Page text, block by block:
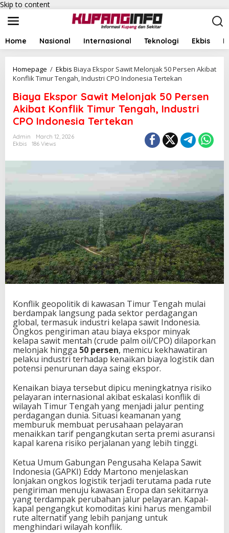
Skip to content
Home Nasional Internasional Teknologi Ekbis
Homepage / Ekbis Biaya Ekspor Sawit Melonjak 50 Persen Akibat
Konflik Timur Tengah, Industri CPO Indonesia Tertekan
Biaya Ekspor Sawit Melonjak 50 Persen
Akibat Konflik Timur Tengah, Industri
CPO Indonesia Tertekan
Admin
March 12, 2026
Ekbis
186 Views
Konflik geopolitik di kawasan Timur Tengah mulai
berdampak langsung pada sektor perdagangan
global, termasuk industri kelapa sawit Indonesia.
Ongkos pengiriman atau biaya ekspor minyak
kelapa sawit mentah (crude palm oil/CPO) dilaporkan
melonjak hingga 50 persen, memicu kekhawatiran
pelaku industri terhadap kenaikan biaya logistik dan
potensi penurunan daya saing ekspor.
Kenaikan biaya tersebut dipicu meningkatnya risiko
pelayaran internasional akibat eskalasi konflik di
wilayah Timur Tengah yang menjadi jalur penting
perdagangan dunia. Situasi keamanan yang
memburuk membuat perusahaan pelayaran
menaikkan tarif pengangkutan serta premi asuransi
kapal karena risiko perjalanan yang lebih tinggi.
Ketua Umum Gabungan Pengusaha Kelapa Sawit
Indonesia (GAPKI) Eddy Martono menjelaskan
lonjakan ongkos logistik terjadi terutama pada rute
pengiriman menuju kawasan Eropa dan sekitarnya
yang terdampak perubahan jalur pelayaran. Kapal-
kapal pengangkut komoditas kini harus mengambil
rute alternatif yang lebih panjang untuk
menghindari wilayah konflik.